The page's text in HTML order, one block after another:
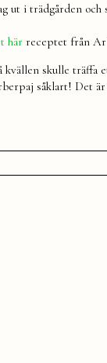
ut i trädgården
här receptet från
skulle
såklart! Det